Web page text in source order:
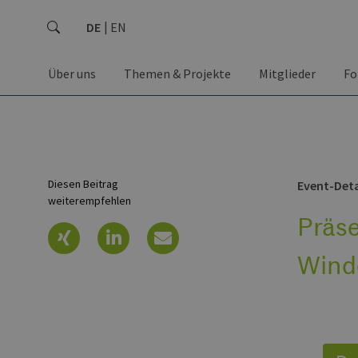
DE EN
Über uns Themen & Projekte Mitglieder
Event-
Diesen Beitrag
weiterempfehlen